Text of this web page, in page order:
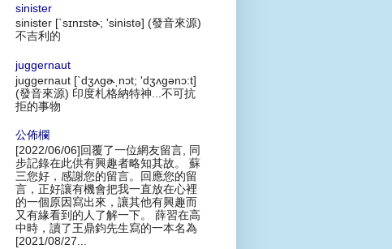
sinister
sinister [`sɪnɪstɚ; 'sinistə] (發音來源)
不吉利的
juggernaut
juggernaut [`dʒʌgɚˌnɔt; 'dʒʌgənɔ:t]
(發音來源) 印度札格納特神...不可抗
拒的事物
公佈欄
[2022/06/06]回覆了一位網友留言, 同
步記錄在此供有興趣者略知其故。 蘇
三您好，感謝您的留言。回應您的留
言，正好讓有機會把我一直放在心裡
的一個原因寫出來，讓其他有興趣而
又有緣看到的人了解一下。 薛習在高
中時，讀了王鼎鈞先生寫的一本名為
[2021/08/27...